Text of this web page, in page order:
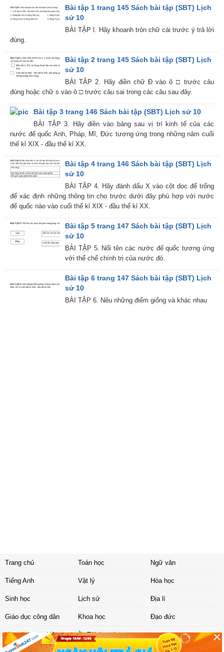
Bài tập 1 trang 145 Sách bài tập (SBT) Lịch
sử 10
BÀI TẬP l. Hãy khoanh tròn chữ cái trước ý trả lời
đúng.
Bài tập 2 trang 145 Sách bài tập (SBT) Lịch
sử 10
BÀI TẬP 2. Hãy điền chữ Đ vào ô □ trước câu
đúng hoặc chữ s vào ô □ trước câu sai trong các câu sau đây.
Bài tập 3 trang 146 Sách bài tập (SBT) Lịch sử 10
BÀI TẬP 3. Hãy điền vào bảng sau vị trí kinh tế của các
nước đế quốc Anh, Pháp, Mĩ, Đức tương ứng trong những năm cuối
thế kỉ XIX - đầu thế kỉ XX.
Bài tập 4 trang 146 Sách bài tập (SBT) Lịch
sử 10
BÀI TẬP 4. Hãy đánh dấu X vào cột dọc để trống
để xác định những thông tin cho trước dưới đây phù hợp với nước
đế quốc nào vào cuối thế kỉ XIX - đầu thế kỉ XX.
Bài tập 5 trang 147 Sách bài tập (SBT) Lịch
sử 10
BÀI TẬP 5. Nối tên các nước đế quốc tương ứng
với thể chế chính trị của nước đó.
Bài tập 6 trang 147 Sách bài tập (SBT) Lịch
sử 10
BÀI TẬP 6. Nêu những điểm giống và khác nhau
Trang chủ Toán học Ngữ văn
Tiếng Anh Vật lý Hóa học
Sinh học Lịch sử Địa lí
Giáo dục công dân Khoa học Đạo đức
Khoa học tự nhiên Tải ứng dụng